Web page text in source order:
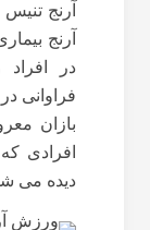
آرنج
در
فراوانی
بازان
افرادی
دیده می